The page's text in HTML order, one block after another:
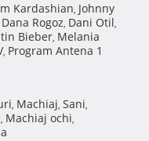
Kardashian, Johnny
Dana Rogoz, Dani Otil,
Bieber, Melania
, Program Antena 1
, Machiaj, Sani,
, Machiaj ochi,